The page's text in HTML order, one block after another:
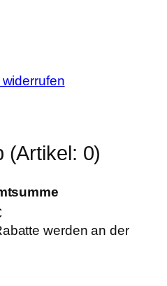
(Artikel: 0)
werden an der